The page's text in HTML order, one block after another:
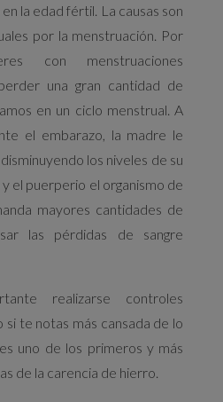
la edad fértil. La causas son
por la menstruación. Por
con menstruaciones
una gran cantidad de
en un ciclo menstrual. A
el embarazo, la madre le
los niveles de su
el puerperio el organismo de
mayores cantidades de
las pérdidas de sangre
realizarse controles
te notas más cansada de lo
uno de los primeros y más
de la carencia de hierro.